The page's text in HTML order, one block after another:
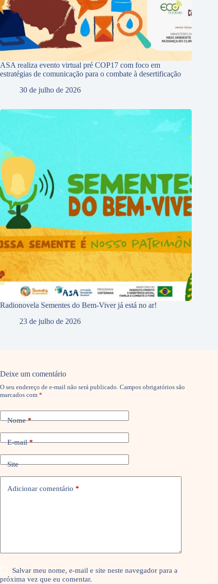
ASA realiza evento virtual pré COP17 com foco em
estratégias de comunicação para o combate à desertificação
30 de julho de 2026
Radionovela Sementes do Bem-Viver já está no ar!
23 de julho de 2026
Deixe um comentário
O seu endereço de e-mail não será publicado. Campos obrigatórios são
marcados com *
Nome*
E-mail*
Site
Adicionar comentário *
Salvar meu nome, e-mail e site neste navegador para a
próxima vez que eu comentar.